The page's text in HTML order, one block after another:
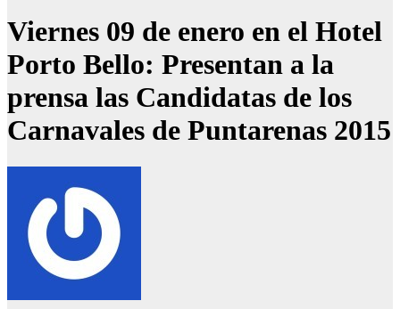
Viernes 09 de enero en el Hotel
Porto Bello: Presentan a la
prensa las Candidatas de los
Carnavales de Puntarenas 2015